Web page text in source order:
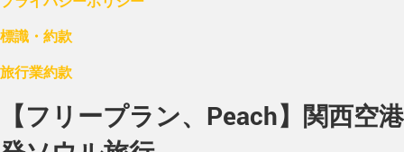
標識・約款
旅行業約款
【フリープラン、Peach】関西空港